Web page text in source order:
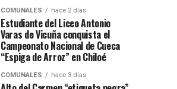
COMUNALES hace 2 días
Estudiante del Liceo Antonio
Varas de Vicuña conquista el
Campeonato Nacional de Cueca
“Espiga de Arroz” en Chiloé
COMUNALES hace 3 días